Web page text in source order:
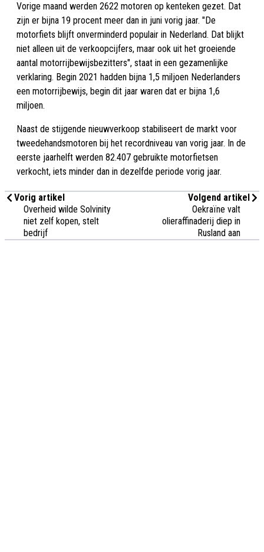
Vorige maand werden 2622 motoren op kenteken gezet. Dat
zijn er bijna 19 procent meer dan in juni vorig jaar. "De
motorfiets blijft onverminderd populair in Nederland. Dat blijkt
niet alleen uit de verkoopcijfers, maar ook uit het groeiende
aantal motorrijbewijsbezitters", staat in een gezamenlijke
verklaring. Begin 2021 hadden bijna 1,5 miljoen Nederlanders
een motorrijbewijs, begin dit jaar waren dat er bijna 1,6
miljoen.
Naast de stijgende nieuwverkoop stabiliseert de markt voor
tweedehandsmotoren bij het recordniveau van vorig jaar. In de
eerste jaarhelft werden 82.407 gebruikte motorfietsen
verkocht, iets minder dan in dezelfde periode vorig jaar.
Vorig artikel
Overheid wilde Solvinity
niet zelf kopen, stelt
bedrijf
Volgend artikel
Oekraïne valt
olieraffinaderij diep in
Rusland aan